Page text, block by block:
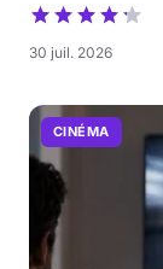
30 juil. 2026
CINÉMA